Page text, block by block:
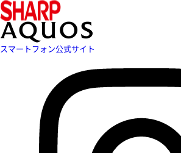
スマートフォン公式サイト